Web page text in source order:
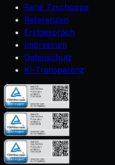
René Tzschoppe
Referenzen
Erstgespräch
Impressum
Datenschutz
KI-Transparenz